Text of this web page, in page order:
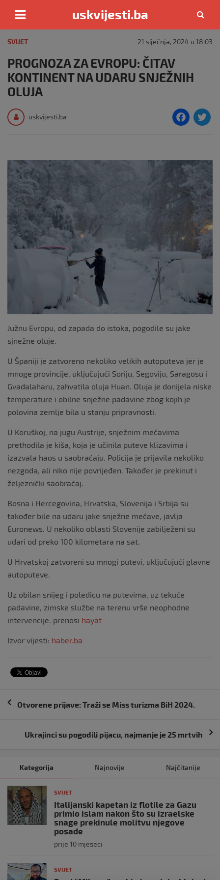
content
uskvijesti.ba
SVIJET 21 siječnja, 2024 u 18:03
PROGNOZA ZA EVROPU: ČITAV
KONTINENT NA UDARU SNJEŽNIH
OLUJA
uskvijesti.ba
F
e
b
o
o
k
Južnu Evropu, od zapada do istoka, pogodile su jake
sjnežne oluje.
U Španiji je zatvoreno nekoliko velikih autoputeva jer je
mnoge provincije, uključujući Soriju, Segoviju, Saragosu i
Gvadalaharu, zahvatila oluja Huan. Oluja je donijela niske
temperature i obilne snježne padavine zbog kojih je
polovina zemlje bila u stanju pripravnosti.
U Koruškoj, na jugu Austrije, snježnim mećavima
prethodila je kiša, koja je učinila puteve klizavima i
izazvala haos u saobraćaju. Policija je prijavila nekoliko
nezgoda, ali niko nije povrijeđen. Također je prekinut i
željeznički saobraćaj.
Bosna i Hercegovina, Hrvatska, Slovenija i Srbija su
također bile na udaru jake snježne mećave, javlja
Euronews. U nekoliko oblasti Slovenije zabilježeni su
udari od preko 100 kilometara na sat.
U Hrvatskoj zatvoreni su mnogi putevi, uključujući glavne
autoputeve.
Uz obilan snijeg i poledicu na putevima, uz tekuće
padavine, zimske službe na terenu vrše neophodne
intervencije. prenosi hayat
Izvor vijesti: haber.ba
Navigacija
Otvorene prijave: Traži se Miss turizma BiH 2024.
Ukrajinci su pogodili pijacu, najmanje je 25 mrtvih
Kategorija Najnovije Najčitanije
SVIJET
Italijanski kapetan iz flotile za Gazu
primio islam nakon što su izraelske
snage prekinule molitvu njegove
posade
prije 10 mjeseci
SVIJET